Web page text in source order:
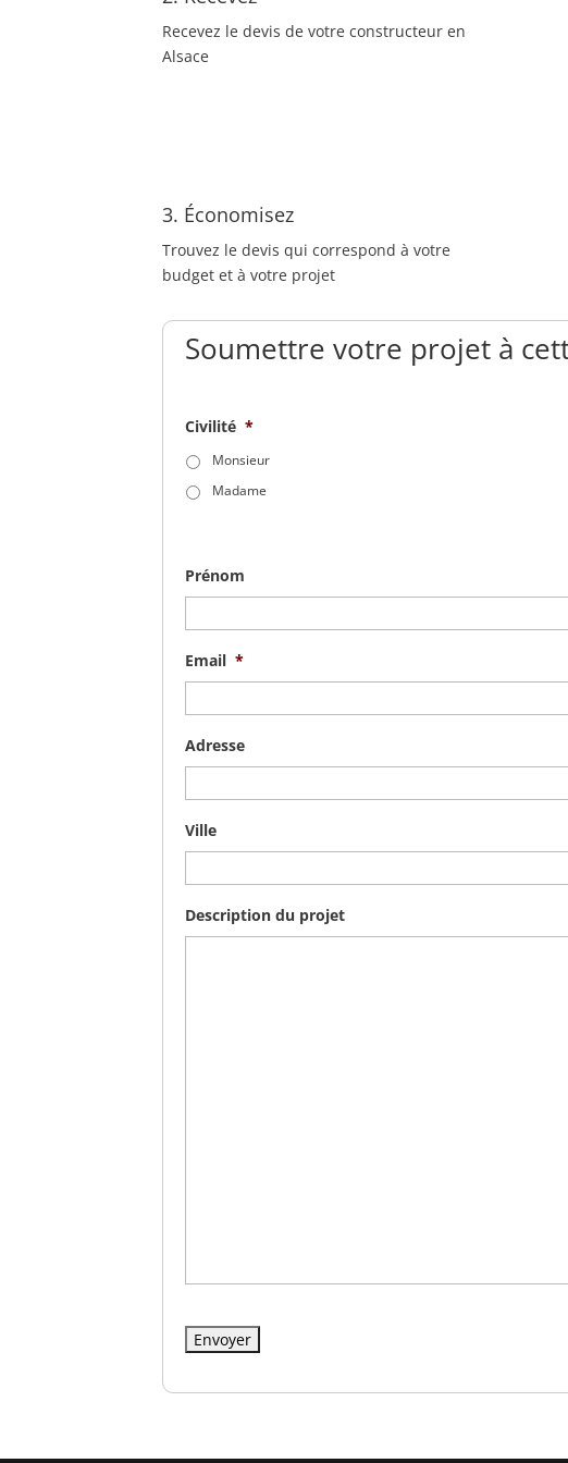
Recevez le devis de votre constructeur en
Alsace
3. Économisez
Trouvez le devis qui correspond à votre
budget et à votre projet
Soumettre votre projet à
Civilité *
Monsieur
Madame
Prénom
Email *
Adresse
Ville
Description du projet